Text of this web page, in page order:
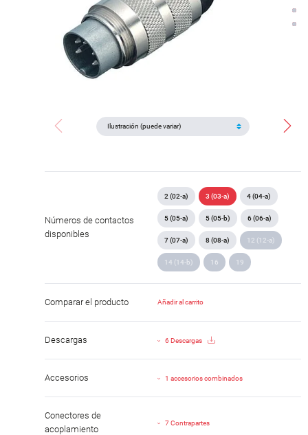
Números de contactos
disponibles
2 (02-a) 3 (03-a) 4 (04-a)
5 (05-a) 5 (05-b) 6 (06-a)
7 (07-a) 8 (08-a) 12 (12-a)
14 (14-b) 16 19
Comparar el producto Añadir al carrito
Descargas 6 Descargas
Accesorios 1 accesorios combinados
Conectores de
acoplamiento
7 Contrapartes